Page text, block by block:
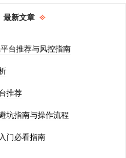
最新文章
台推荐与风控指南
推荐
坑指南与操作流程
门必看指南